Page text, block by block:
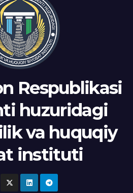
Respublikasi
huzuridagi
va huquqiy
instituti